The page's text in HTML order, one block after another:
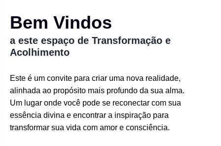
Bem Vindos
a este espaço de Transformação e
Acolhimento
Este é um convite para criar uma nova realidade,
alinhada ao propósito mais profundo da sua alma.
Um lugar onde você pode se reconectar com sua
essência divina e encontrar a inspiração para
transformar sua vida com amor e consciência.